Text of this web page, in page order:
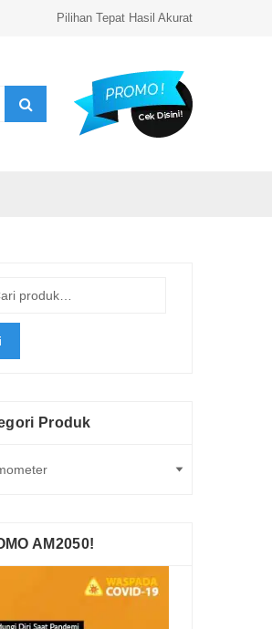
Pilihan Tepat Hasil Akurat
Produk
AM2050!